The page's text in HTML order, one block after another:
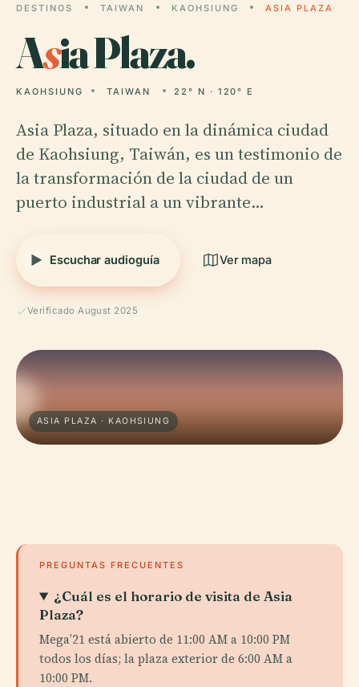
DESTINOS TAIWAN KAOHSIUNG ASIA PLAZA
Asia Plaza.
KAOHSIUNG TAIWAN 22° N · 120° E
Asia Plaza, situado en la dinámica ciudad
de Kaohsiung, Taiwán, es un testimonio de
la transformación de la ciudad de un
puerto industrial a un vibrante…
Escuchar audioguía Ver mapa
Verificado August 2025
ASIA PLAZA · KAOHSIUNG
PREGUNTAS FRECUENTES
¿Cuál es el horario de visita de Asia
Plaza?
Mega’21 está abierto de 11:00 AM a 10:00 PM
todos los días; la plaza exterior de 6:00 AM a
10:00 PM.